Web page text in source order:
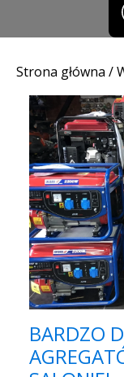
Strona główna /
BARDZO